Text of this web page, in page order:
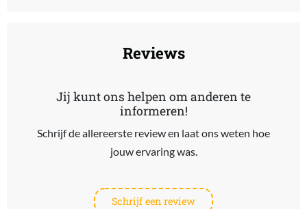
Reviews
Jij kunt ons helpen om anderen te
informeren!
Schrijf de allereerste review en laat ons weten hoe
jouw ervaring was.
Schrijf een review